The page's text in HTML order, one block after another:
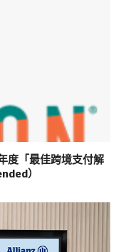
度「最佳跨境支付解
）